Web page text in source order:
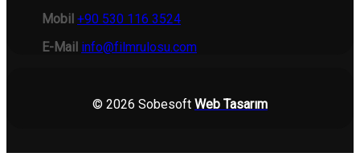
Mobil +90 530 116 3524
E-Mail info@filmrulosu.com
© 2026 Sobesoft Web Tasarım